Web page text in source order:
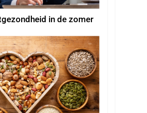
in de zomer